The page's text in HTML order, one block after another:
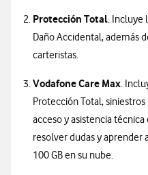
Protección Total. Incluye
Daño Accidental, además
carteristas.
Vodafone Care Max.
Protección Total,
acceso y asistencia
resolver dudas y aprender
100 GB en su nube.